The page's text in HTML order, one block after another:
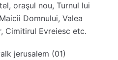
oraşul nou, Turnul lui
Domnului, Valea
Cimitirul Evreiesc etc.